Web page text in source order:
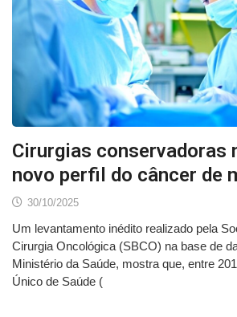
Cirurgias conservadoras
novo perfil do câncer de
30/10/2025
Um levantamento inédito realizado pela
Cirurgia Oncológica (SBCO) na base de
Ministério da Saúde, mostra que, entre
Único de Saúde (